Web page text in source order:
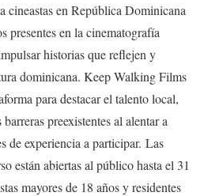
cineastas en República Dominicana
presentes en la cinematografía
historias que reflejen y
dominicana. Keep Walking Films
para destacar el talento local,
preexistentes al alentar a
de experiencia a participar. Las
están abiertas al público hasta el 31
mayores de 18 años y residentes